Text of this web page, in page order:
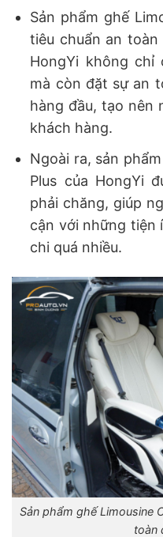
Sản phẩm ghế
tiêu chuẩn an
HongYi không
mà còn đặt sự an
hàng đầu, tạo nên
khách hàng.
Ngoài ra, sản
Plus của HongYi
phải chăng, giúp
cận với những tiện
chi quá nhiều.
Sản phẩm ghế Limousine
toàn